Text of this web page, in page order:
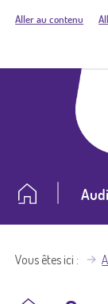
Aller au contenu
Vous êtes ici